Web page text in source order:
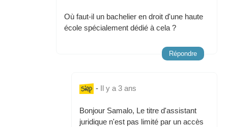
Où faut-il un bachelier en droit d'une haute
école spécialement dédié à cela ?
Répondre
- Il y a 3 ans
Bonjour Samalo, Le titre d'assistant
juridique n'est pas limité par un accès